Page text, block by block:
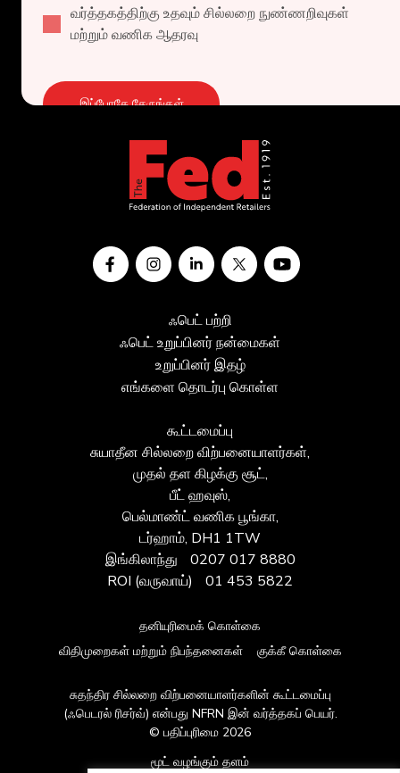
வர்த்தகத்திற்கு உதவும் சில்லறை நுண்ணறிவுகள்
மற்றும் வணிக ஆதரவு
இப்போதே சேருங்கள்
ஃபெட் பற்றி
ஃபெட் உறுப்பினர் நன்மைகள்
உறுப்பினர் இதழ்
எங்களை தொடர்பு கொள்ள
கூட்டமைப்பு
சுயாதீன சில்லறை விற்பனையாளர்கள்,
முதல் தள கிழக்கு சூட்,
பீட் ஹவுஸ்,
பெல்மாண்ட் வணிக பூங்கா,
டர்ஹாம், DH1 1TW
இங்கிலாந்து
0207 017 8880
ROI (வருவாய்)
01 453 5822
தனியுரிமைக் கொள்கை
விதிமுறைகள் மற்றும் நிபந்தனைகள்
குக்கீ கொள்கை
சுதந்திர சில்லறை விற்பனையாளர்களின் கூட்டமைப்பு
(ஃபெடரல் ரிசர்வ்) என்பது NFRN இன் வர்த்தகப் பெயர்.
© பதிப்புரிமை 2026
மூட் வழங்கும் தளம்